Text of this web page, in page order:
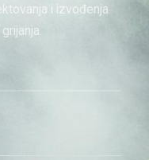
i izvođenja